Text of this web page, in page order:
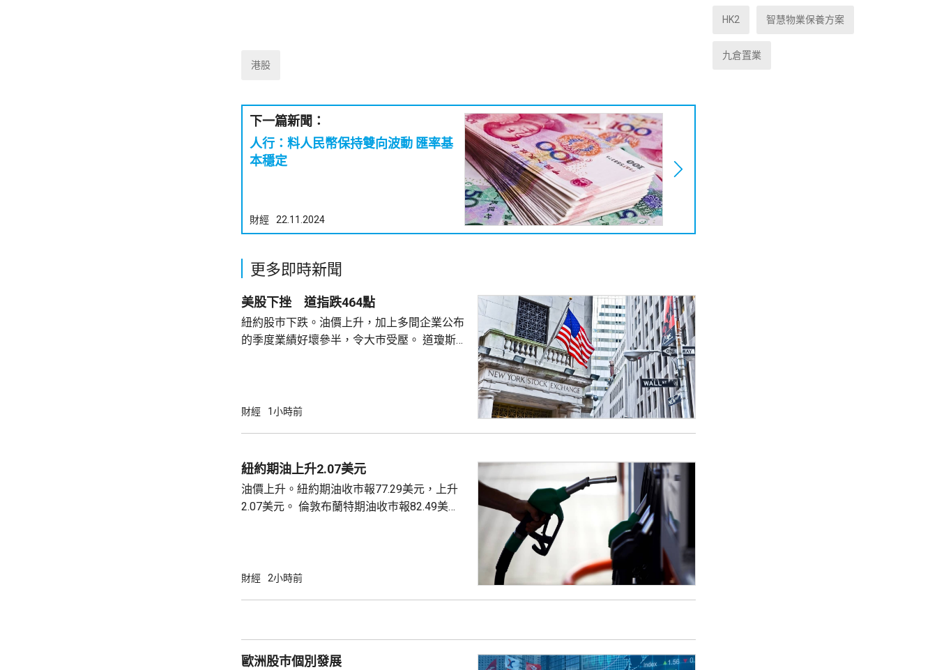
港股
下一篇新聞：
人行：料人民幣保持雙向波動 匯率基
本穩定
財經 22.11.2024
更多即時新聞
美股下挫 道指跌464點
紐約股巿下跌。油價上升，加上多間企業公布
的季度業績好壞參半，令大巿受壓。 道瓊斯工
財經 1小時前
紐約期油上升2.07美元
油價上升。紐約期油收巿報77.29美元，上升
2.07美元。 倫敦布蘭特期油收巿報82.49美
財經 2小時前
歐洲股巿個別發展
HK2 智慧物業保養方案
九倉置業